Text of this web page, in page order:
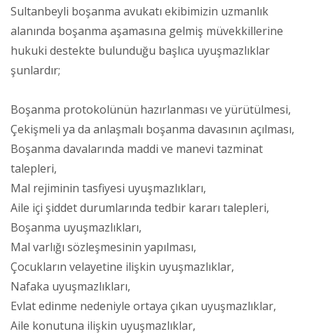
Sultanbeyli boşanma avukatı ekibimizin uzmanlık
alanında boşanma aşamasına gelmiş müvekkillerine
hukuki destekte bulunduğu başlıca uyuşmazlıklar
şunlardır;
Boşanma protokolünün hazırlanması ve yürütülmesi,
Çekişmeli ya da anlaşmalı boşanma davasının açılması,
Boşanma davalarında maddi ve manevi tazminat
talepleri,
Mal rejiminin tasfiyesi uyuşmazlıkları,
Aile içi şiddet durumlarında tedbir kararı talepleri,
Boşanma uyuşmazlıkları,
Mal varlığı sözleşmesinin yapılması,
Çocukların velayetine ilişkin uyuşmazlıklar,
Nafaka uyuşmazlıkları,
Evlat edinme nedeniyle ortaya çıkan uyuşmazlıklar,
Aile konutuna ilişkin uyuşmazlıklar,